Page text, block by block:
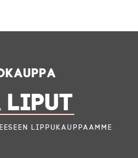
LIPUT
lippukauppaamme